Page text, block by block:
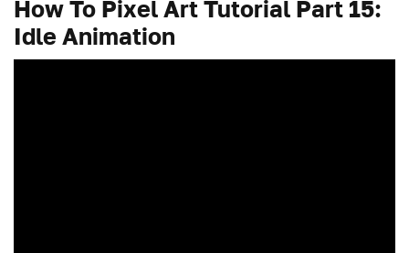
How To Pixel Art Tutorial Part 15:
Idle Animation